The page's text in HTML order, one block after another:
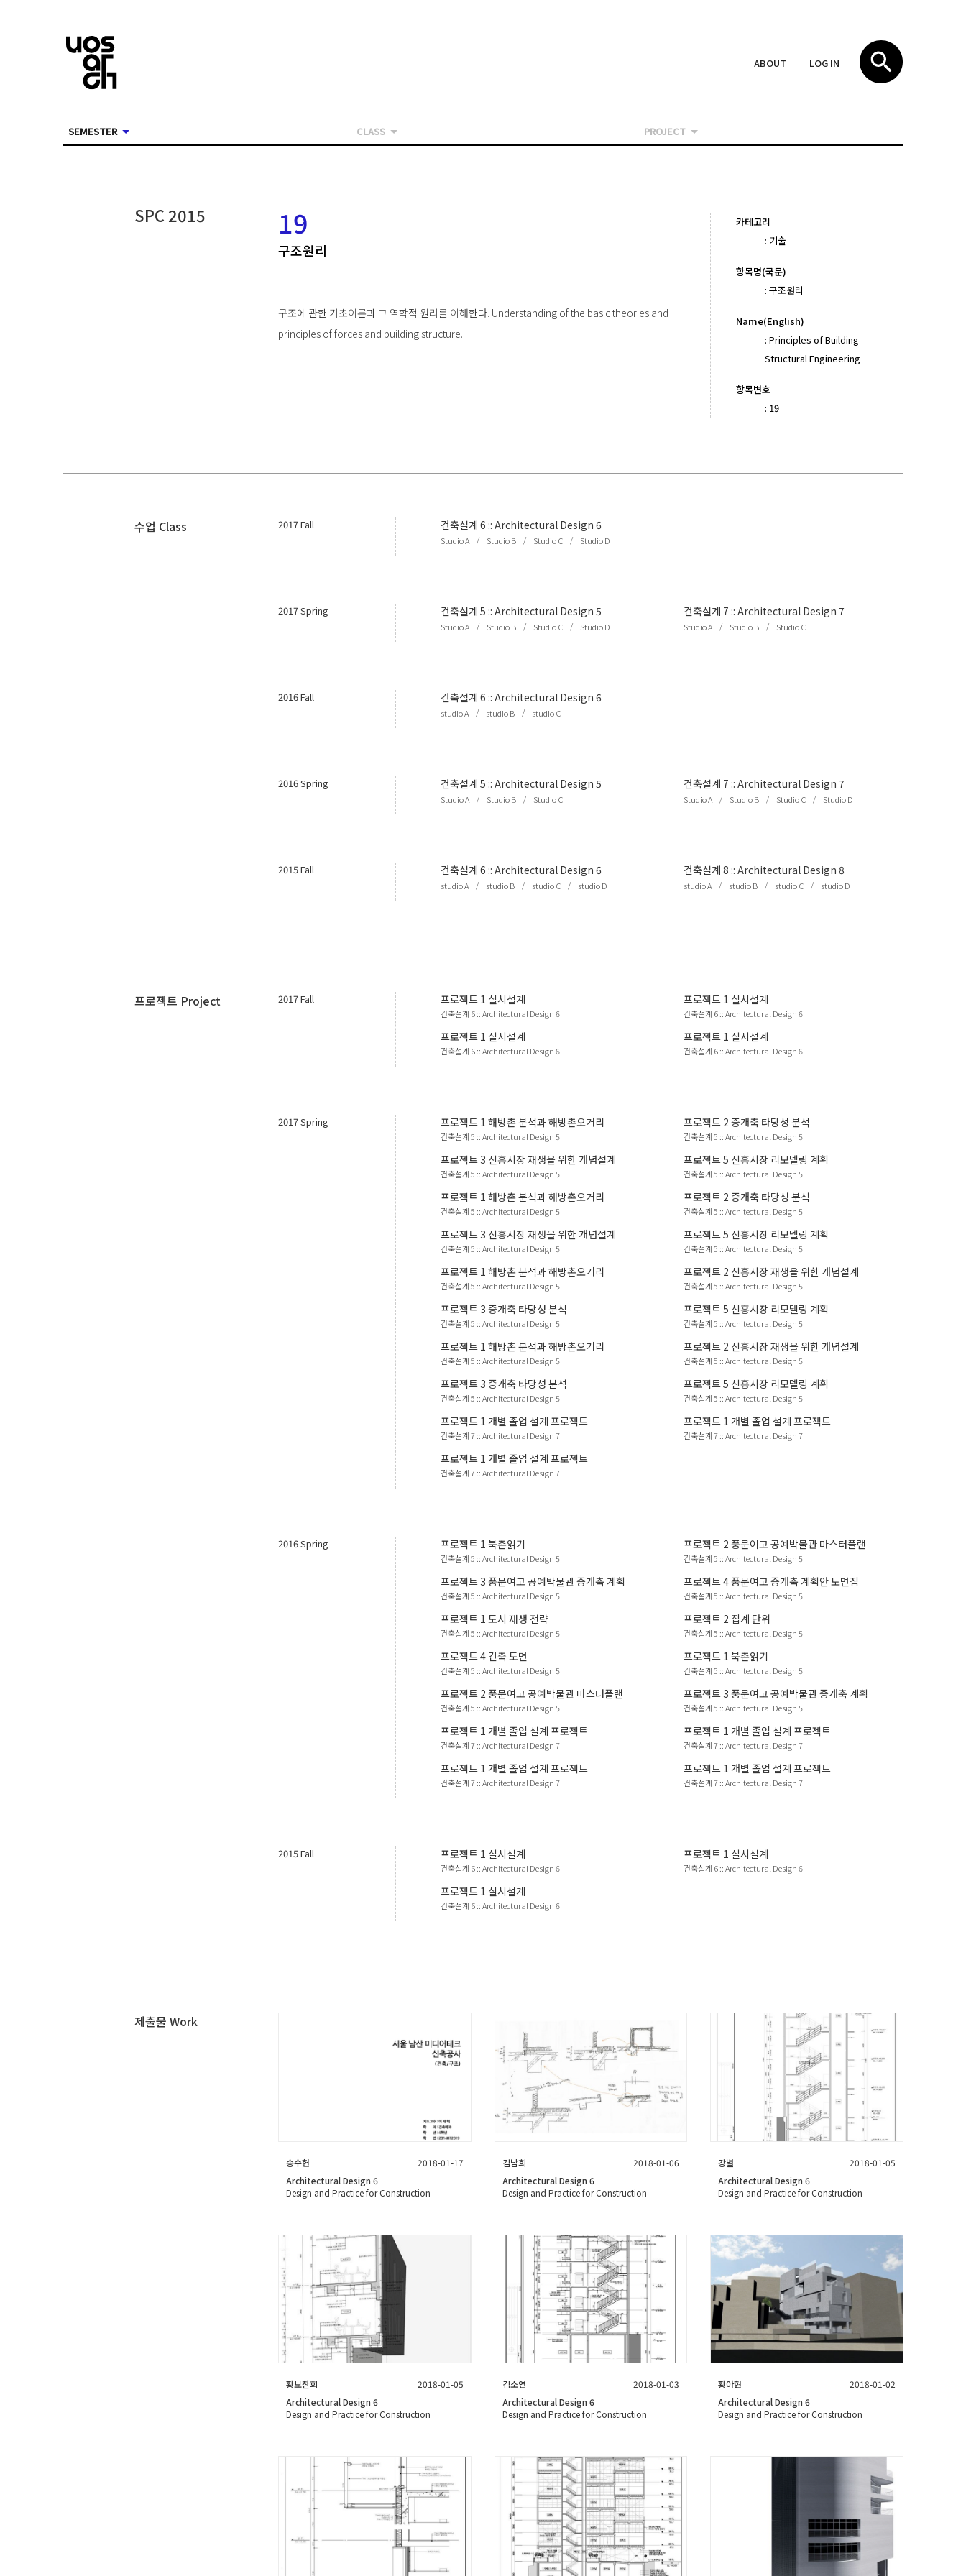
ABOUT LOG IN
SEMESTER CLASS PROJECT
SPC 2015 19
구조원리
구조에 관한 기초이론과 그 역학적 원리를 이해한다. Understanding of the basic theories and
principles of forces and building structure.
카테고리
: 기술
항목명(국문)
:구조원리
Name(English)
:Principles of Building
Structural Engineering
항목변호
: 19
수업 Class 2017 Fall 건축설계 6 :: Architectural Design 6
Studio A / Studio B / Studio C / Studio D
2017 Spring 건축설계 5 :: Architectural Design 5
Studio A / Studio B / Studio C / Studio D
건축설계 7 :: Architectural Design 7
Studio A / Studio B / Studio C
2016 Fall 건축설계 6 :: Architectural Design 6
studio A / studio B / studio C
2016 Spring 건축설계 5 :: Architectural Design 5
Studio A / Studio B / Studio C
건축설계 7 :: Architectural Design 7
Studio A / Studio B / Studio C / Studio D
2015 Fall 건축설계 6 :: Architectural Design 6
studio A / studio B / studio C / studio D
건축설계 8 :: Architectural Design 8
studio A / studio B / studio C / studio D
프로젝트 Project 2017 Fall 프로젝트 1 실시설계
건축설계 6::Architectural Design 6
프로젝트 1 실시설계
건축설계 6::Architectural Design 6
프로젝트 1 실시설계
건축설계 6::Architectural Design 6
프로젝트 1 실시설계
건축설계 6::Architectural Design 6
2017 Spring 프로젝트 1 해방촌 분석과 해방촌오거리
건축설계 5 ::Architectural Design 5
프로젝트 2 증개축 타당성 분석
건축설계 5 ::Architectural Design 5
프로젝트 3 신흥시장 재생을 위한 개념설계
건축설계 5 ::Architectural Design 5
프로젝트5 신흥시장 리모델링 계획
건축설계 5 ::Architectural Design 5
프로젝트 1 해방촌 분석과 해방촌오거리
건축설계 5 ::Architectural Design 5
프로젝트 2 증개축 타당성 분석
건축설계 5 ::Architectural Design 5
프로젝트 3 신흥시장 재생을 위한 개념설계
건축설계 5 ::Architectural Design 5
프로젝트5 신흥시장 리모델링 계획
건축설계 5 ::Architectural Design 5
프로젝트 1 해방촌 분석과 해방촌오거리
건축설계 5 ::Architectural Design 5
프로젝트 2 신흥시장 재생을 위한 개념설계
건축설계 5 ::Architectural Design 5
프로젝트 3 증개축 타당성 분석
건축설계 5 ::Architectural Design 5
프로젝트5 신흥시장 리모델링 계획
건축설계 5 ::Architectural Design 5
프로젝트 1 해방촌 분석과 해방촌오거리
건축설계 5 ::Architectural Design 5
프로젝트 2 신흥시장 재생을 위한 개념설계
건축설계 5 ::Architectural Design 5
프로젝트 3 증개축 타당성 분석
건축설계 5 ::Architectural Design 5
프로젝트5 신흥시장 리모델링 계획
건축설계 5 ::Architectural Design 5
프로젝트 1 개별 졸업 설계 프로젝트
건축설계 7::Architectural Design 7
프로젝트 1 개별 졸업 설계 프로젝트
건축설계 7::Architectural Design 7
프로젝트 1 개별 졸업 설계 프로젝트
건축설계 7::Architectural Design 7
2016 Spring 프로젝트 1 북촌읽기
건축설계 5 ::Architectural Design 5
프로젝트 2 풍문여고 공예박물관 마스터플랜
건축설계 5 ::Architectural Design 5
프로젝트 3 풍문여고 공예박물관 증개축 계획
건축설계 5 ::Architectural Design 5
프로젝트4 풍문여고 증개축 계획안 도면집
건축설계 5 ::Architectural Design 5
프로젝트 1 도시 재생 전략
건축설계 5 ::Architectural Design 5
프로젝트 2 집계 단위
건축설계 5 ::Architectural Design 5
프로젝트4 건축 도면
건축설계 5 ::Architectural Design 5
프로젝트 1 북촌읽기
건축설계 5 ::Architectural Design 5
프로젝트 2 풍문여고 공예박물관 마스터플랜
건축설계 5 ::Architectural Design 5
프로젝트 3 풍문여고 공예박물관 증개축 계획
건축설계 5 ::Architectural Design 5
프로젝트 1 개별 졸업 설계 프로젝트
건축설계 7::Architectural Design 7
프로젝트 1 개별 졸업 설계 프로젝트
건축설계 7::Architectural Design 7
프로젝트 1 개별 졸업 설계 프로젝트
건축설계 7::Architectural Design 7
프로젝트 1 개별 졸업 설계 프로젝트
건축설계 7::Architectural Design 7
2015 Fall 프로젝트 1 실시설계
건축설계 6::Architectural Design 6
프로젝트 1 실시설계
건축설계 6::Architectural Design 6
프로젝트 1 실시설계
건축설계 6::Architectural Design 6
제출물 Work
송수헌
2018-01-17
Architectural Design 6
Design and Practice for Construction
김남희
2018-01-06
Architectural Design 6
Design and Practice for Construction
강별
2018-01-05
Architectural Design 6
Design and Practice for Construction
황보찬희
2018-01-05
Architectural Design 6
Design and Practice for Construction
김소연
2018-01-03
Architectural Design 6
Design and Practice for Construction
황아현
2018-01-02
Architectural Design 6
Design and Practice for Construction